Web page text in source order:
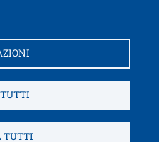
in una nuova finestra
TUTTI
CIE
e segnalazioni
Fatturazione elettronica
Note legali
Privacy
Sitemap